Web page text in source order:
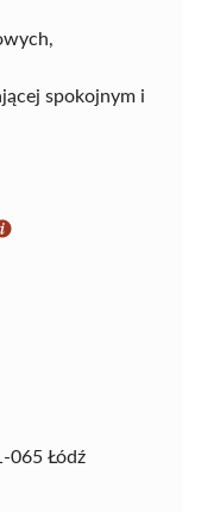
spokojnym i
065 Łódź